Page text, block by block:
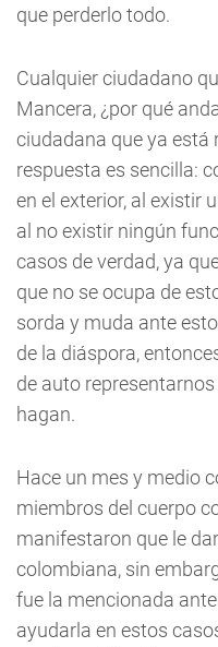
que perderlo todo.
Cualquier ciudadano
Mancera, ¿por qué
ciudadana que ya está
respuesta es sencilla:
en el exterior, al existir
al no existir ningún
casos de verdad, ya
que no se ocupa de
sorda y muda ante
de la diáspora,
de auto
hagan.
Hace un mes y medio
miembros del cuerpo
manifestaron que le
colombiana, sin
fue la mencionada
ayudarla en estos